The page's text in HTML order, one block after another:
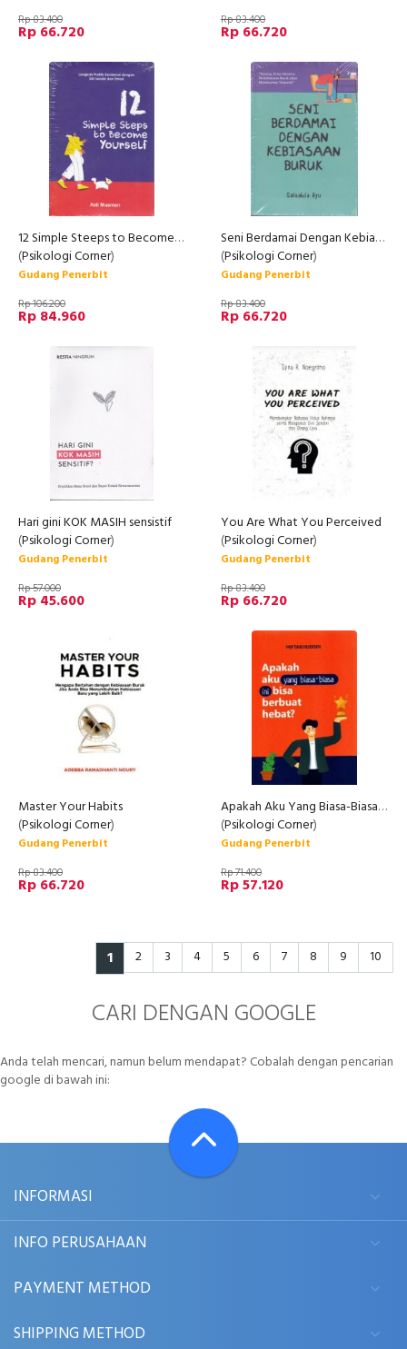
Rp 83.400
Rp 66.720
Rp 83.400
Rp 66.720
12 Simple Steeps to Become Yourself
(Psikologi Corner)
Gudang Penerbit
Rp 106.200
Rp 84.960
Seni Berdamai Dengan Kebiasaan Buruk
(Psikologi Corner)
Gudang Penerbit
Rp 83.400
Rp 66.720
Hari gini KOK MASIH sensistif
(Psikologi Corner)
Gudang Penerbit
Rp 57.000
Rp 45.600
You Are What You Perceived
(Psikologi Corner)
Gudang Penerbit
Rp 83.400
Rp 66.720
Master Your Habits
(Psikologi Corner)
Gudang Penerbit
Rp 83.400
Rp 66.720
Apakah Aku Yang Biasa-Biasa Ini Bisa Berbuat Hebat?
(Psikologi Corner)
Gudang Penerbit
Rp 71.400
Rp 57.120
1 2 3 4 5 6 7 8 9 10
CARI DENGAN GOOGLE
Anda telah mencari, namun belum mendapat? Cobalah dengan pencarian
google di bawah ini:
INFORMASI
INFO PERUSAHAAN
PAYMENT METHOD
SHIPPING METHOD